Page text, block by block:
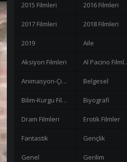
2015 Filmleri 2016 Filmleri
2017 Filmleri 2018 Filmleri
2019 Aile
Aksiyon Filmleri Al
Animasyon-Çizgi Filmler Belgesel
Bilim-Kurgu Filmleri Biyografi
Dram Filmleri Erotik Filmler
Fantastik Gençlik
Genel Gerilim